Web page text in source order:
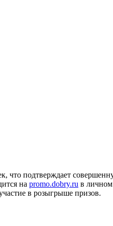
подтверждает
на promo.dobry.ru в личном
в розыгрыше призов.